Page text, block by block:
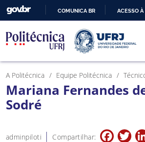
PARA
O
CONTEÚDO
COMUNICA BR ACESSO
A Politécnica Equipe Politécnica
Mariana Fernandes
Sodré
adminpiloti Compartilhar: